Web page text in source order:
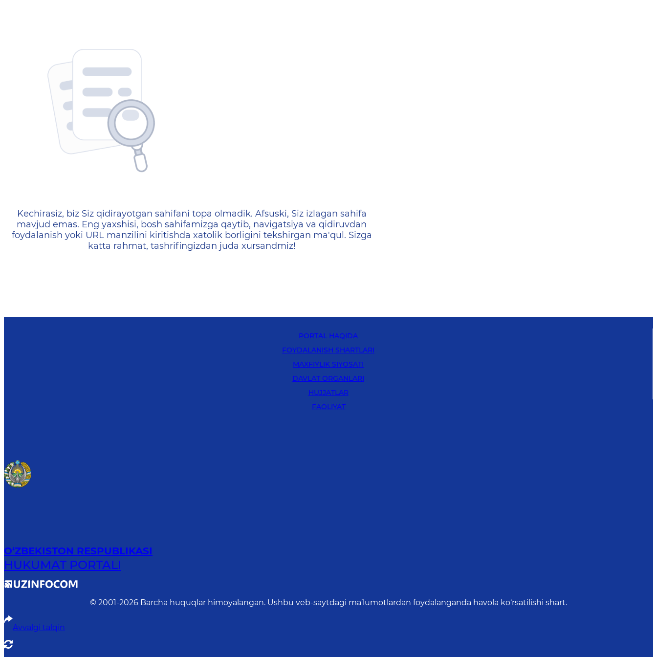
404 — Страница не найдена
Kechirasiz, biz Siz qidirayotgan sahifani topa olmadik. Afsuski, Siz izlagan sahifa
mavjud emas. Eng yaxshisi, bosh sahifamizga qaytib, navigatsiya va qidiruvdan
foydalanish yoki URL manzilini kiritishda xatolik borligini tekshirgan ma'qul. Sizga
katta rahmat, tashrifingizdan juda xursandmiz!
PORTAL HAQIDA
FOYDALANISH SHARTLARI
MAXFIYLIK SIYOSATI
DAVLAT ORGANLARI
HUJJATLAR
FAOLIYAT
O‘ZBEKISTON RESPUBLIKASI
HUKUMAT PORTALI
© 2001-2026 Barcha huquqlar himoyalangan. Ushbu veb-saytdagi ma’lumotlardan foydalanganda havola ko‘rsatilishi shart.
Avvalgi talqin